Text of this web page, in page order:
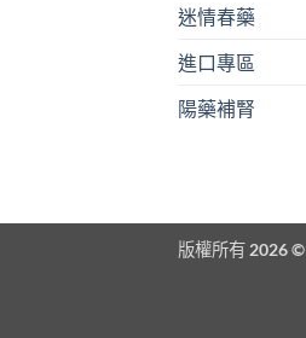
迷情春藥
進口專區
陽藥補腎
版權所有 2026 ©